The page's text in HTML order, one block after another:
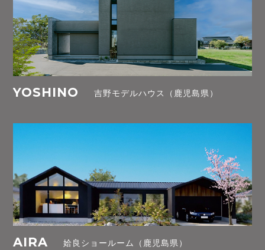
YOSHINO 吉野モデルハウス（鹿児島県）
AIRA 姶良ショールーム（鹿児島県）